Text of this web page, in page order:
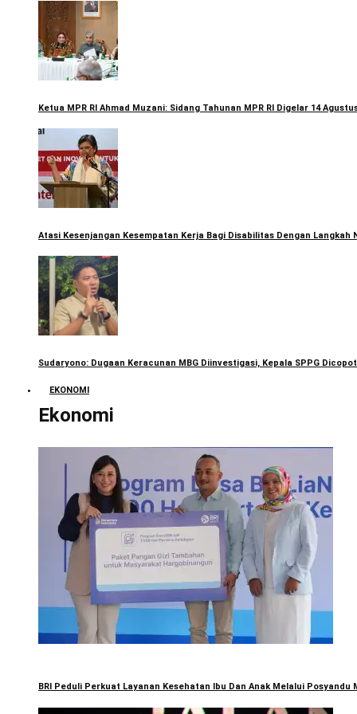
Ketua MPR RI Ahmad Muzani: Sidang Tahunan MPR RI Digelar 14
Atasi Kesenjangan Kesempatan Kerja Bagi Disabilitas Dengan Langkah
Sudaryono: Dugaan Keracunan MBG Diinvestigasi, Kepala SPPG Dicopot
EKONOMI
Ekonomi
BRI Peduli Perkuat Layanan Kesehatan Ibu Dan Anak Melalui